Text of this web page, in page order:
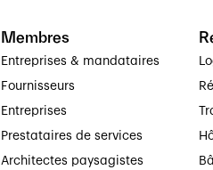
Membres
Entreprises & mandataires
Fournisseurs
Entreprises
Prestataires de services
Architectes paysagistes